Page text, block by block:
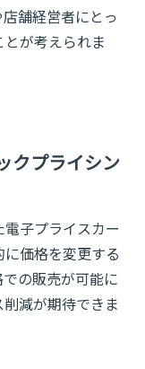
舗経営者にとっ
が考えられま
クプライシン
子プライスカー
価格を変更する
の販売が可能に
減が期待できま